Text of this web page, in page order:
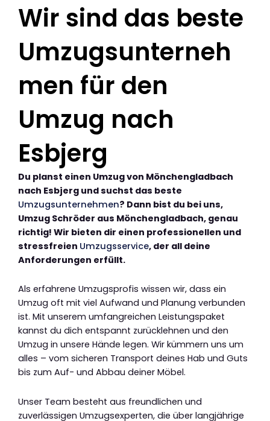
Wir sind das beste
Umzugsunterneh
men für den
Umzug nach
Esbjerg
Du planst einen Umzug von Mönchengladbach
nach Esbjerg und suchst das beste
Umzugsunternehmen? Dann bist du bei uns,
Umzug Schröder aus Mönchengladbach, genau
richtig! Wir bieten dir einen professionellen und
stressfreien Umzugsservice, der all deine
Anforderungen erfüllt.
Als erfahrene Umzugsprofis wissen wir, dass ein
Umzug oft mit viel Aufwand und Planung verbunden
ist. Mit unserem umfangreichen Leistungspaket
kannst du dich entspannt zurücklehnen und den
Umzug in unsere Hände legen. Wir kümmern uns um
alles – vom sicheren Transport deines Hab und Guts
bis zum Auf- und Abbau deiner Möbel.
Unser Team besteht aus freundlichen und
zuverlässigen Umzugsexperten, die über langjährige